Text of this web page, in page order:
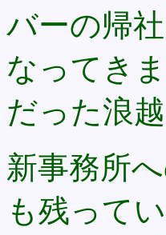
バーの帰
なってき
だった浪
新事務所
も残って